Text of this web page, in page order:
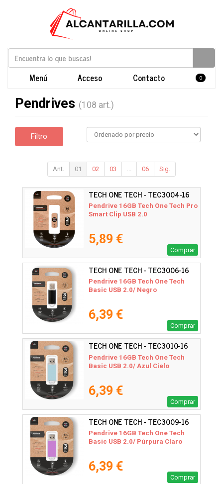
Menú Acceso Contacto 0
Pendrives (108 art.)
Filtro
Ant. 01 02 03 06 Sig.
TECH ONE TECH - TEC3004-16
Pendrive 16GB Tech One Tech Pro
Smart Clip USB 2.0
5,89 €
Comprar
TECH ONE TECH - TEC3006-16
Pendrive 16GB Tech One Tech
Basic USB 2.0/ Negro
6,39 €
Comprar
TECH ONE TECH - TEC3010-16
Pendrive 16GB Tech One Tech
Basic USB 2.0/ Azul Cielo
6,39 €
Comprar
TECH ONE TECH - TEC3009-16
Pendrive 16GB Tech One Tech
Basic USB 2.0/ Púrpura Claro
6,39 €
Comprar